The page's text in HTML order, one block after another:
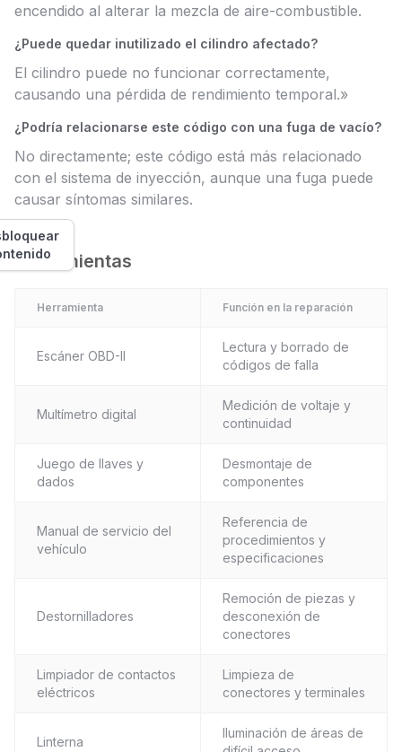
encendido al alterar la mezcla de aire-combustible.
¿Puede quedar inutilizado el cilindro afectado?
El cilindro puede no funcionar correctamente,
causando una pérdida de rendimiento temporal.»
¿Podría relacionarse este código con una fuga de vacío?
No directamente; este código está más relacionado
con el sistema de inyección, aunque una fuga puede
causar síntomas similares.
Herramientas
Herramienta Función en la reparación
Escáner OBD-II
Lectura y borrado de
códigos de falla
Multímetro digital
Medición de voltaje y
continuidad
Juego de llaves y
dados
Desmontaje de
componentes
Manual de servicio del
vehículo
Referencia de
procedimientos y
especificaciones
Destornilladores
Remoción de piezas y
desconexión de
conectores
Limpiador de contactos
eléctricos
Limpieza de
conectores y terminales
Linterna
Iluminación de áreas de